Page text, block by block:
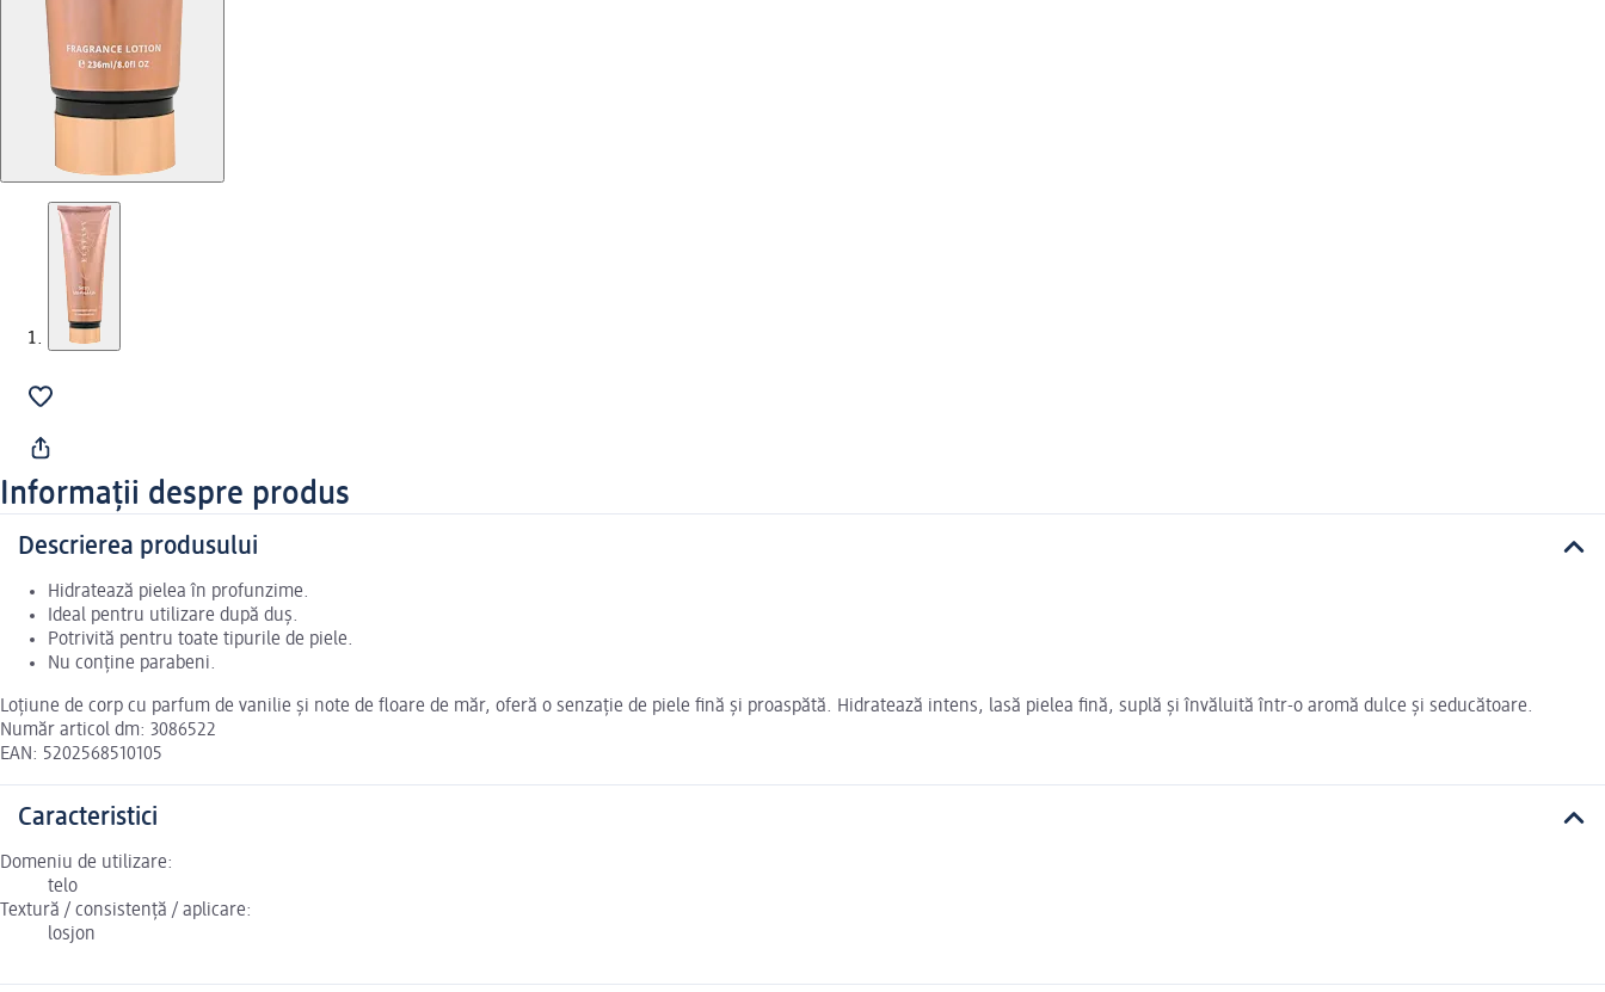
Informații despre produs
Descrierea produsului
Hidratează pielea în profunzime.
Ideal pentru utilizare după duș.
Potrivită pentru toate tipurile de piele.
Nu conține parabeni.
Loțiune de corp cu parfum de vanilie și note de floare de măr, oferă o senzație de piele fină și proaspătă. Hidratează intens, lasă pielea fină, suplă și învăluită într-o aromă dulce și seducătoare.
Număr articol dm: 3086522
EAN: 5202568510105
Caracteristici
Domeniu de utilizare:
telo
Textură / consistență / aplicare:
losjon